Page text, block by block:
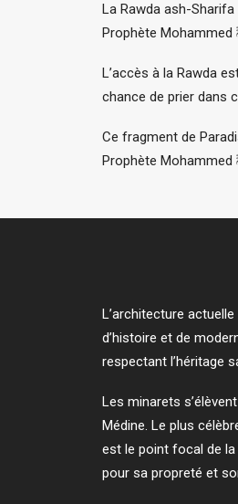
La Rawda ash-
L’accès à la Rawda
chance de prier dans
Ce fragment de
L’architecture actuelle
d’histoire et de
respectant l’héritage
Les minarets
Médine. Le plus
est le point focal de
pour sa propreté et